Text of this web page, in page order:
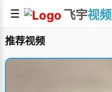
☰ 飞宇视频
推荐视频